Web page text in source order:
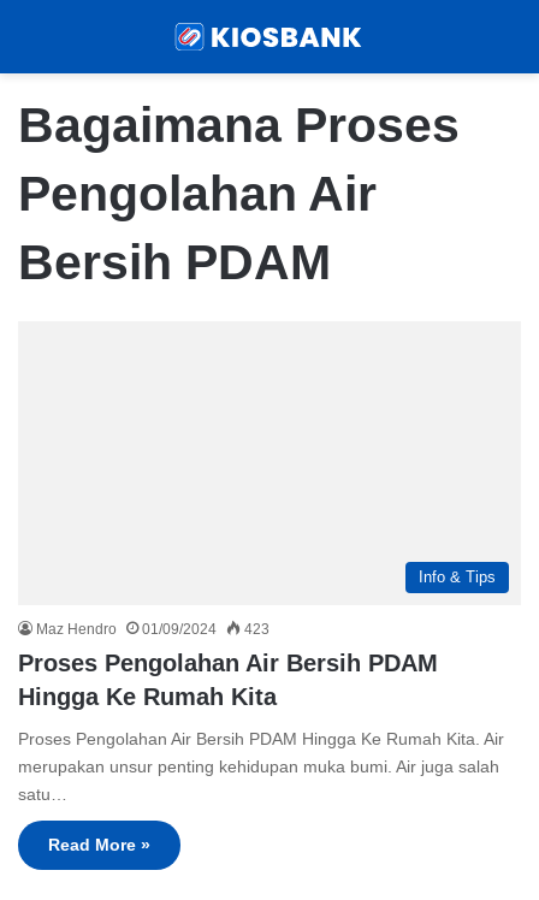
Bagaimana Proses
Pengolahan Air
Bersih PDAM
Info & Tips
Maz Hendro 01/09/2024 423
Proses Pengolahan Air Bersih PDAM
Hingga Ke Rumah Kita
Proses Pengolahan Air Bersih PDAM Hingga Ke Rumah Kita. Air
merupakan unsur penting kehidupan muka bumi. Air juga salah
satu…
Read More »